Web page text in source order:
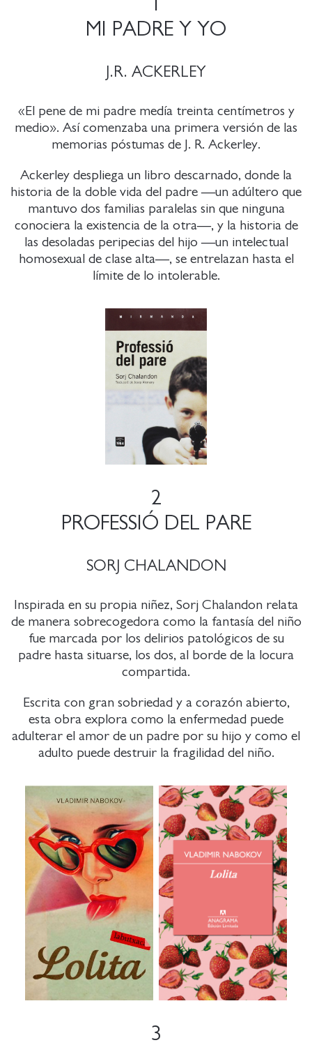
MI PADRE Y YO
J.R. ACKERLEY
«El pene de mi padre medía treinta centímetros y
medio». Así comenzaba una primera versión de las
memorias póstumas de J. R. Ackerley.
Ackerley despliega un libro descarnado, donde la
historia de la doble vida del padre —un adúltero que
mantuvo dos familias paralelas sin que ninguna
conociera la existencia de la otra—, y la historia de
las desoladas peripecias del hijo —un intelectual
homosexual de clase alta—, se entrelazan hasta el
límite de lo intolerable.
2
PROFESSIÓ DEL PARE
SORJ CHALANDON
Inspirada en su propia niñez, Sorj Chalandon relata
de manera sobrecogedora como la fantasía del niño
fue marcada por los delirios patológicos de su
padre hasta situarse, los dos, al borde de la locura
compartida.
Escrita con gran sobriedad y a corazón abierto,
esta obra explora como la enfermedad puede
adulterar el amor de un padre por su hijo y como el
adulto puede destruir la fragilidad del niño.
3